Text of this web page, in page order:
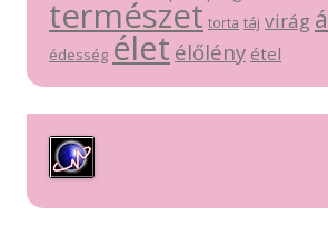
természet torta táj virág
édesség élet élőlény étel